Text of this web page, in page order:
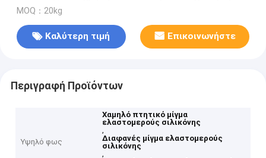
MOQ：20kg
Καλύτερη τιμή Επικοινωνήστε
Περιγραφή Προϊόντων
Υψηλό φως
Χαμηλό πτητικό μίγμα
ελαστομερούς σιλικόνης
,
Διαφανές μίγμα ελαστομερούς
σιλικόνης
,